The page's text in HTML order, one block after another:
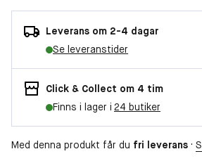
Leverans om 2-4 dagar
Se leveranstider
Click & Collect om 4 tim
Finns i lager i 24 butiker
Med denna produkt får du fri leverans ·